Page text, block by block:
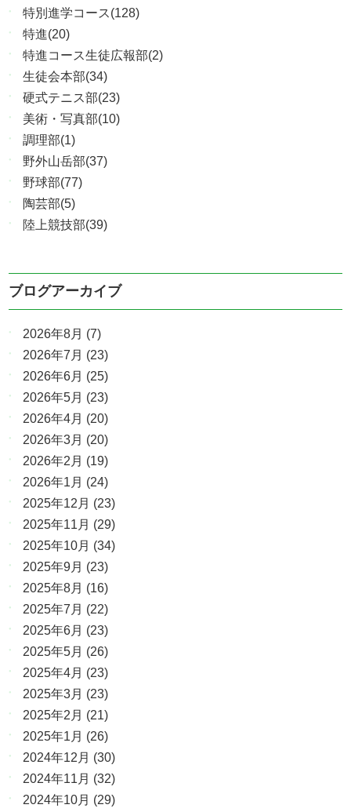
特別進学コース(128)
特進(20)
特進コース生徒広報部(2)
生徒会本部(34)
硬式テニス部(23)
美術・写真部(10)
調理部(1)
野外山岳部(37)
野球部(77)
陶芸部(5)
陸上競技部(39)
ブログアーカイブ
2026年8月 (7)
2026年7月 (23)
2026年6月 (25)
2026年5月 (23)
2026年4月 (20)
2026年3月 (20)
2026年2月 (19)
2026年1月 (24)
2025年12月 (23)
2025年11月 (29)
2025年10月 (34)
2025年9月 (23)
2025年8月 (16)
2025年7月 (22)
2025年6月 (23)
2025年5月 (26)
2025年4月 (23)
2025年3月 (23)
2025年2月 (21)
2025年1月 (26)
2024年12月 (30)
2024年11月 (32)
2024年10月 (29)